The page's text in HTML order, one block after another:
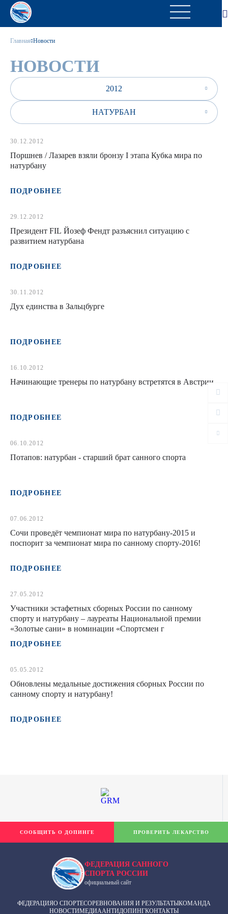
Главная Новости
НОВОСТИ
2012
НАТУРБАН
30.12.2012
Поршнев / Лазарев взяли бронзу I этапа Кубка мира по
натурбану
ПОДРОБНЕЕ
29.12.2012
Президент FIL Йозеф Фендт разъяснил ситуацию с
развитием натурбана
ПОДРОБНЕЕ
30.11.2012
Дух единства в Зальцбурге
ПОДРОБНЕЕ
16.10.2012
Начинающие тренеры по натурбану встретятся в Австрии
ПОДРОБНЕЕ
06.10.2012
Потапов: натурбан - старший брат санного спорта
ПОДРОБНЕЕ
07.06.2012
Сочи проведёт чемпионат мира по натурбану-2015 и
поспорит за чемпионат мира по санному спорту-2016!
ПОДРОБНЕЕ
27.05.2012
Участники эстафетных сборных России по санному
спорту и натурбану – лауреаты Национальной премии
«Золотые сани» в номинации «Спортсмен г
ПОДРОБНЕЕ
05.05.2012
Обновлены медальные достижения сборных России по
санному спорту и натурбану!
ПОДРОБНЕЕ
ФЕДЕРАЦИЯ САННОГО
СПОРТА РОССИИ
официальный сайт
ФЕДЕРАЦИЯО СПОРТЕСОРЕВНОВАНИЯ И РЕЗУЛЬТАТЫКОМАНДА
НОВОСТИМЕДИААНТИДОПИНГКОНТАКТЫ
СООБЩИТЬ О ДОПИНГЕ ПРОВЕРИТЬ ЛЕКАРСТВО